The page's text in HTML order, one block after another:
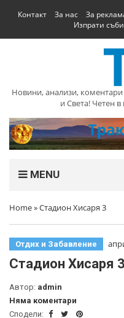
Контакт За нас За
Изпрати
Новини, анализи,
и Света! Четен в
MENU
Home»Стадион Хисаря 3
Отдих и Забавление
Стадион Хисаря 3
Автор: admin
Няма коментари
Сподели: